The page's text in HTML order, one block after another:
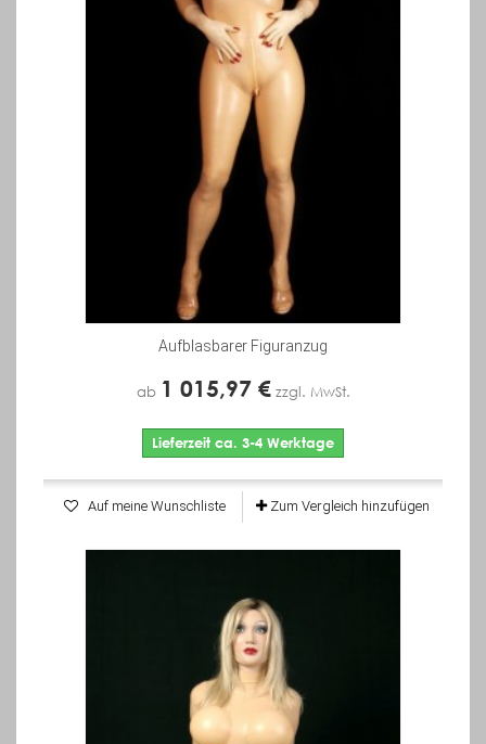
Aufblasbarer Figuranzug
ab 1 015,97 € zzgl. MwSt.
Lieferzeit ca. 3-4 Werktage
Auf meine Wunschliste Zum Vergleich hinzufügen